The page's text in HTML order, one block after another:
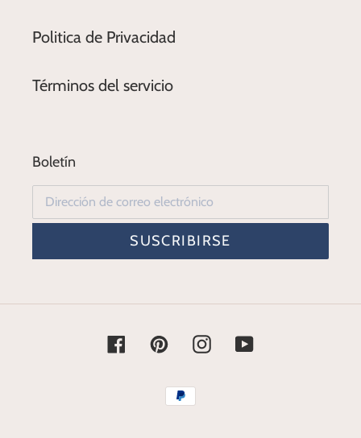
Politica de Privacidad
Términos del servicio
Boletín
SUSCRIBIRSE
FacebookPinterestInstagramYouTube
Métodos